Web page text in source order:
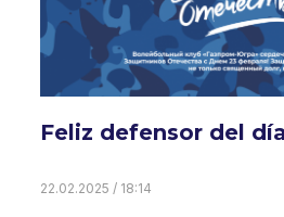
Feliz defensor del
22.02.2025 / 18:14